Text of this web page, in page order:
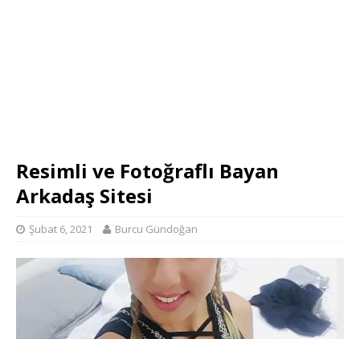
Resimli ve Fotoğraflı Bayan
Arkadaş Sitesi
Şubat 6, 2021 Burcu Gündoğan